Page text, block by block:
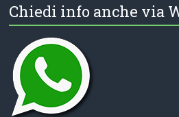
Chiedi info anche via